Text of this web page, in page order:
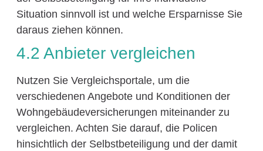
Situation sinnvoll ist und welche Ersparnisse Sie
daraus ziehen können.
4.2 Anbieter vergleichen
Nutzen Sie Vergleichsportale, um die
verschiedenen Angebote und Konditionen der
Wohngebäudeversicherungen miteinander zu
vergleichen. Achten Sie darauf, die Policen
hinsichtlich der Selbstbeteiligung und der damit